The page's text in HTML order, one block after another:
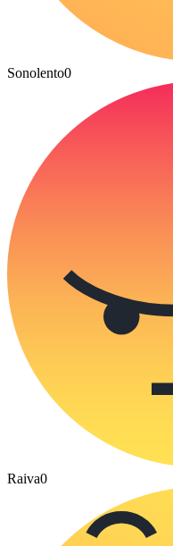
Sonolento0
Raiva0